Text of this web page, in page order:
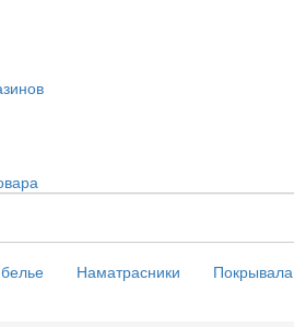
Наматрасники Покрывала